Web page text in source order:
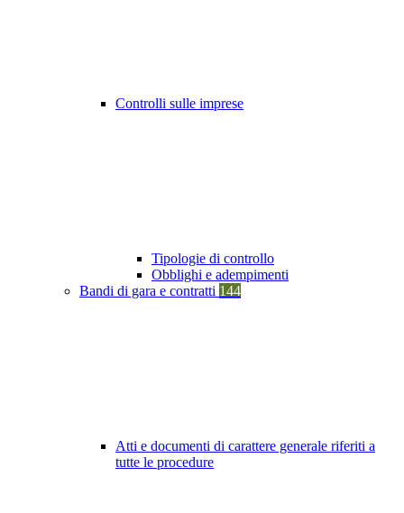
Controlli sulle imprese
Tipologie di controllo
Obblighi e adempimenti
Bandi di gara e contratti 144
Atti e documenti di carattere generale riferiti a
tutte le procedure